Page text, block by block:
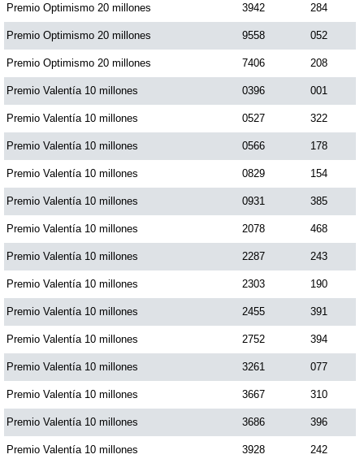
Premio Optimismo 20 millones 3942 284
Premio Optimismo 20 millones 9558 052
Premio Optimismo 20 millones 7406 208
Premio Valentía 10 millones 0396 001
Premio Valentía 10 millones 0527 322
Premio Valentía 10 millones 0566 178
Premio Valentía 10 millones 0829 154
Premio Valentía 10 millones 0931 385
Premio Valentía 10 millones 2078 468
Premio Valentía 10 millones 2287 243
Premio Valentía 10 millones 2303 190
Premio Valentía 10 millones 2455 391
Premio Valentía 10 millones 2752 394
Premio Valentía 10 millones 3261 077
Premio Valentía 10 millones 3667 310
Premio Valentía 10 millones 3686 396
Premio Valentía 10 millones 3928 242